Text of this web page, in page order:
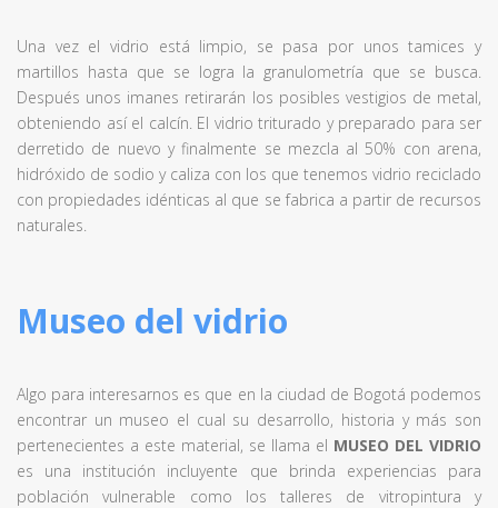
Una vez el vidrio está limpio, se pasa por unos tamices y
martillos hasta que se logra la granulometría que se busca.
Después unos imanes retirarán los posibles vestigios de metal,
obteniendo así el calcín. El vidrio triturado y preparado para ser
derretido de nuevo y finalmente se mezcla al 50% con arena,
hidróxido de sodio y caliza con los que tenemos vidrio reciclado
con propiedades idénticas al que se fabrica a partir de recursos
naturales.
Museo del vidrio
Algo para interesarnos es que en la ciudad de Bogotá podemos
encontrar un museo el cual su desarrollo, historia y más son
pertenecientes a este material, se llama el MUSEO DEL VIDRIO
es una institución incluyente que brinda experiencias para
población vulnerable como los talleres de vitropintura y